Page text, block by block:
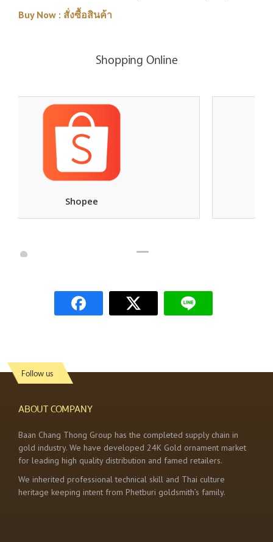
Buy Now : สั่งซื้อสินค้า
Shopping Online
Follow us
ABOUT COMPANY
Baan Chang Thong Group has the completed supply chain in
gold industry. We have developed 24K Gold ornament market
for leading high quality distribution and famed retailers.
We inherited professional technical skill and Thai culture
heritage keeping intent from Phetburi goldsmith’s family.